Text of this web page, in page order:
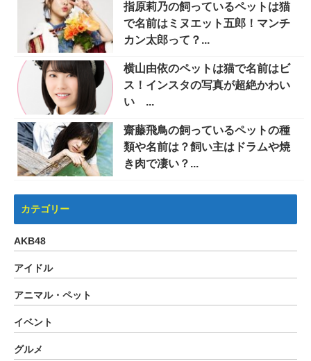
指原莉乃の飼っているペットは猫
で名前はミヌエット五郎！マンチ
カン太郎って？...
横山由依のペットは猫で名前はビ
ス！インスタの写真が超絶かわい
い ...
齋藤飛鳥の飼っているペットの種
類や名前は？飼い主はドラムや焼
き肉で凄い？...
カテゴリー
AKB48
アイドル
アニマル・ペット
イベント
グルメ